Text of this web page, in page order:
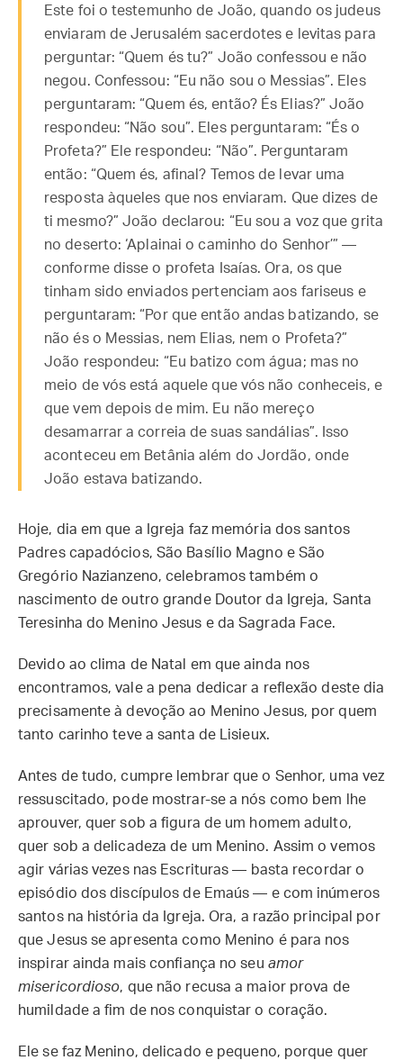
Este foi o testemunho de João, quando os judeus
enviaram de Jerusalém sacerdotes e levitas para
perguntar: “Quem és tu?” João confessou e não
negou. Confessou: “Eu não sou o Messias”. Eles
perguntaram: “Quem és, então? És Elias?” João
respondeu: “Não sou”. Eles perguntaram: “És o
Profeta?” Ele respondeu: “Não”. Perguntaram
então: “Quem és, afinal? Temos de levar uma
resposta àqueles que nos enviaram. Que dizes de
ti mesmo?” João declarou: “Eu sou a voz que grita
no deserto: ‘Aplainai o caminho do Senhor’” —
conforme disse o profeta Isaías. Ora, os que
tinham sido enviados pertenciam aos fariseus e
perguntaram: “Por que então andas batizando, se
não és o Messias, nem Elias, nem o Profeta?”
João respondeu: “Eu batizo com água; mas no
meio de vós está aquele que vós não conheceis, e
que vem depois de mim. Eu não mereço
desamarrar a correia de suas sandálias”. Isso
aconteceu em Betânia além do Jordão, onde
João estava batizando.
Hoje, dia em que a Igreja faz memória dos santos
Padres capadócios, São Basílio Magno e São
Gregório Nazianzeno, celebramos também o
nascimento de outro grande Doutor da Igreja, Santa
Teresinha do Menino Jesus e da Sagrada Face.
Devido ao clima de Natal em que ainda nos
encontramos, vale a pena dedicar a reflexão deste dia
precisamente à devoção ao Menino Jesus, por quem
tanto carinho teve a santa de Lisieux.
Antes de tudo, cumpre lembrar que o Senhor, uma vez
ressuscitado, pode mostrar-se a nós como bem lhe
aprouver, quer sob a figura de um homem adulto,
quer sob a delicadeza de um Menino. Assim o vemos
agir várias vezes nas Escrituras — basta recordar o
episódio dos discípulos de Emaús — e com inúmeros
santos na história da Igreja. Ora, a razão principal por
que Jesus se apresenta como Menino é para nos
inspirar ainda mais confiança no seu amor
misericordioso, que não recusa a maior prova de
humildade a fim de nos conquistar o coração.
Ele se faz Menino, delicado e pequeno, porque quer